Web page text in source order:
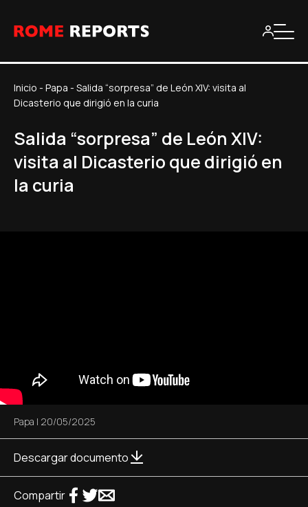
Inicio - Papa - Salida “sorpresa” de León XIV: visita al
Dicasterio que dirigió en la curia
Salida “sorpresa” de León XIV:
visita al Dicasterio que dirigió en
la curia
Papa | 20/05/2025
Descargar documento
Compartir